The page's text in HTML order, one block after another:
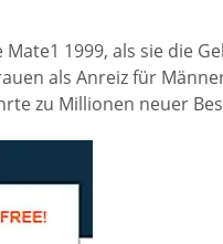
1999, als sie die
als Anreiz für
zu Millionen neuer